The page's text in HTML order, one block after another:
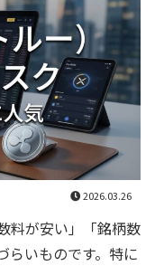
2026.03.26
料が安い」「銘柄数
らいものです。特に